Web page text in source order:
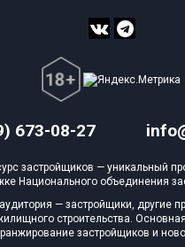
673-08-27
застройщиков — уникальный
Национального объединения
— застройщики, другие
строительства.
ранжирование застройщиков и